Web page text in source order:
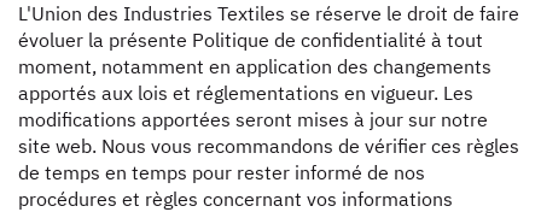
L'Union des Industries Textiles se réserve le droit de faire
évoluer la présente Politique de confidentialité à tout
moment, notamment en application des changements
apportés aux lois et réglementations en vigueur. Les
modifications apportées seront mises à jour sur notre
site web. Nous vous recommandons de vérifier ces règles
de temps en temps pour rester informé de nos
procédures et règles concernant vos informations